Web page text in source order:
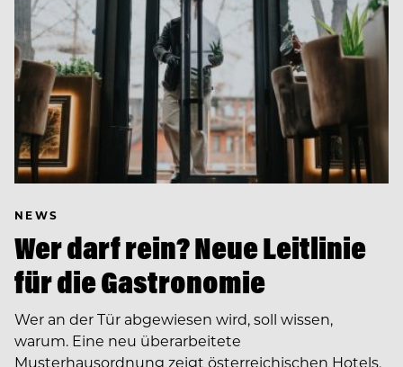
NEWS
Wer darf rein? Neue Leitlinie
für die Gastronomie
Wer an der Tür abgewiesen wird, soll wissen,
warum. Eine neu überarbeitete
Musterhausordnung zeigt österreichischen Hotels,